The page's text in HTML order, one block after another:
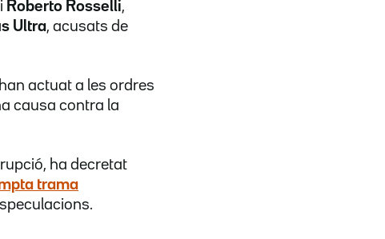
i Roberto Rosselli,
Ultra, acusats de
han actuat a les ordres
causa contra la
ha decretat
trama